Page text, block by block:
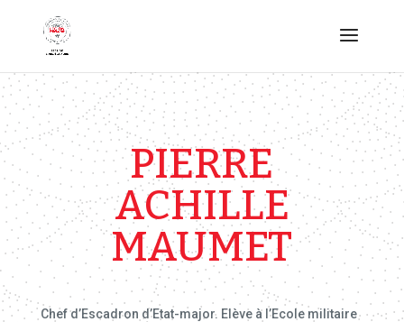
PIERRE
ACHILLE
MAUMET
Chef d’Escadron d’Etat-major. Elève à l’Ecole militaire